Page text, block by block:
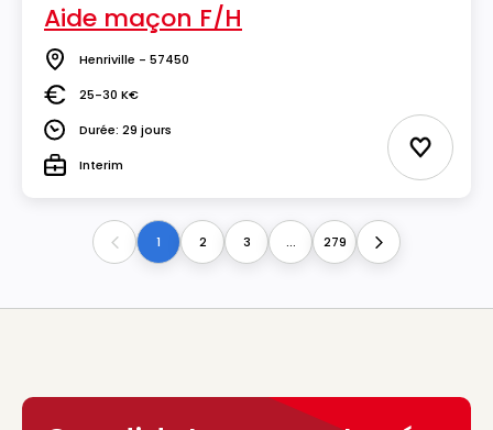
Aide maçon F/H
Lieu Henriville - 57450
Salaire25-30 K€
DuréeDurée: 29 jours
TypeInterim Ajouter
Previous1 2 3 ... 279 Next